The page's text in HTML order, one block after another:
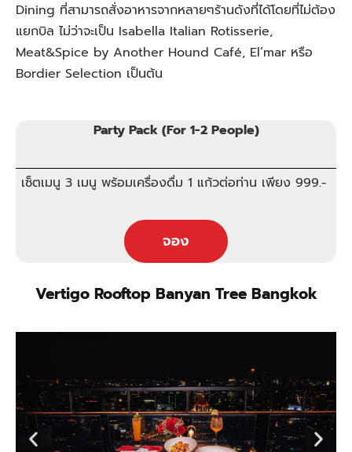
Dining ที่สามารถสั่งอาหารจากหลายๆร้านดังที่ได้โดยที่ไม่ต้อง
แยกบิล ไม่ว่าจะเป็น Isabella Italian Rotisserie,
Meat&Spice by Another Hound Café, El’mar หรือ
Bordier Selection เป็นต้น
Party Pack (For 1-2 People)
เซ็ตเมนู 3 เมนู พร้อมเครื่องดื่ม 1 แก้วต่อท่าน เพียง 999.-
จอง
Vertigo Rooftop Banyan Tree Bangkok